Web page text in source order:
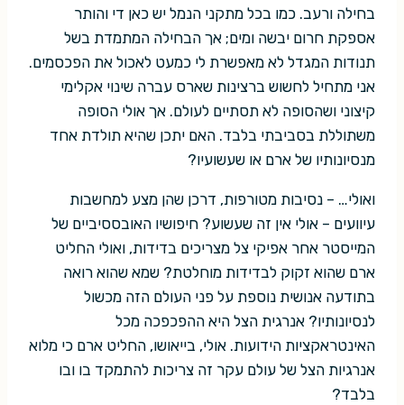
בחילה ורעב. כמו בכל מתקני הנמל יש כאן די והותר
אספקת חרום יבשה ומים; אך הבחילה המתמדת בשל
תנודות המגדל לא מאפשרת לי כמעט לאכול את הפכסמים.
אני מתחיל לחשוש ברצינות שארס עברה שינוי אקלימי
קיצוני ושהסופה לא תסתיים לעולם. אך אולי הסופה
משתוללת בסביבתי בלבד. האם יתכן שהיא תולדת אחד
מנסיונותיו של ארם או שעשועיו?
ואולי… – נסיבות מטורפות, דרכן שהן מצע למחשבות
עיוועים – אולי אין זה שעשוע? חיפושיו האובססיביים של
המייסטר אחר אפיקי צל מצריכים בדידות, ואולי החליט
ארם שהוא זקוק לבדידות מוחלטת? שמא שהוא רואה
בתודעה אנושית נוספת על פני העולם הזה מכשול
לנסיונותיו? אנרגית הצל היא ההפכפכה מכל
האינטראקציות הידועות. אולי, בייאושו, החליט ארם כי מלוא
אנרגיות הצל של עולם עקר זה צריכות להתמקד בו ובו
בלבד?